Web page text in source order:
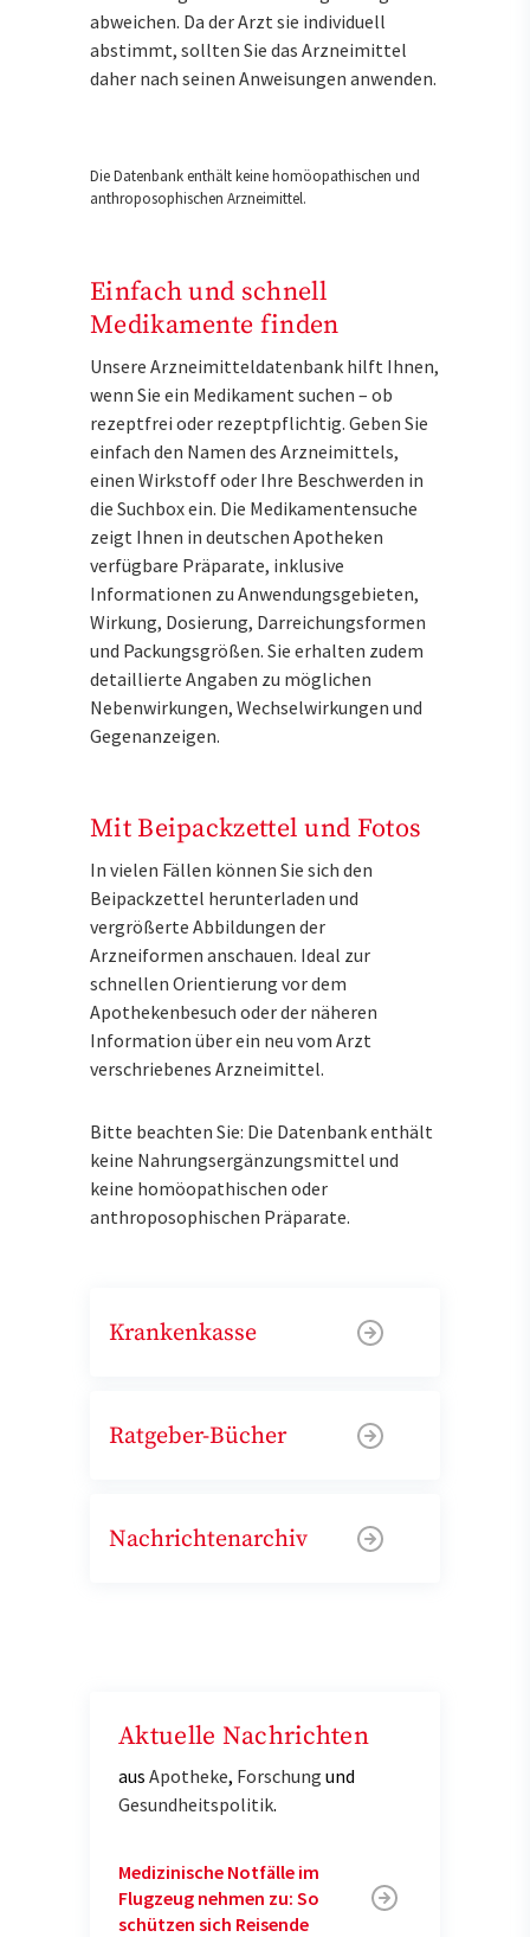
abweichen. Da der Arzt sie individuell
abstimmt, sollten Sie das Arzneimittel
daher nach seinen Anweisungen anwenden.
Die Datenbank enthält keine homöopathischen und
anthroposophischen Arzneimittel.
Einfach und schnell
Medikamente finden
Unsere Arzneimitteldatenbank hilft Ihnen,
wenn Sie ein Medikament suchen – ob
rezeptfrei oder rezeptpflichtig. Geben Sie
einfach den Namen des Arzneimittels,
einen Wirkstoff oder Ihre Beschwerden in
die Suchbox ein. Die Medikamentensuche
zeigt Ihnen in deutschen Apotheken
verfügbare Präparate, inklusive
Informationen zu Anwendungsgebieten,
Wirkung, Dosierung, Darreichungsformen
und Packungsgrößen. Sie erhalten zudem
detaillierte Angaben zu möglichen
Nebenwirkungen, Wechselwirkungen und
Gegenanzeigen.
Mit Beipackzettel und Fotos
In vielen Fällen können Sie sich den
Beipackzettel herunterladen und
vergrößerte Abbildungen der
Arzneiformen anschauen. Ideal zur
schnellen Orientierung vor dem
Apothekenbesuch oder der näheren
Information über ein neu vom Arzt
verschriebenes Arzneimittel.
Bitte beachten Sie: Die Datenbank enthält
keine Nahrungsergänzungsmittel und
keine homöopathischen oder
anthroposophischen Präparate.
Krankenkasse
Ratgeber-Bücher
Nachrichtenarchiv
Aktuelle Nachrichten
aus Apotheke, Forschung und
Gesundheitspolitik.
Medizinische Notfälle im
Flugzeug nehmen zu: So
schützen sich Reisende